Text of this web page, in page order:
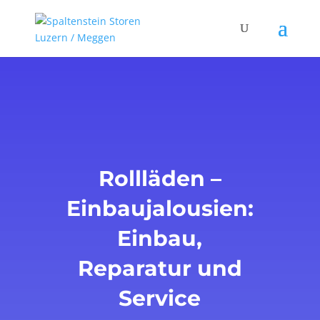
Rollläden –
Einbaujalousien:
Einbau,
Reparatur und
Service